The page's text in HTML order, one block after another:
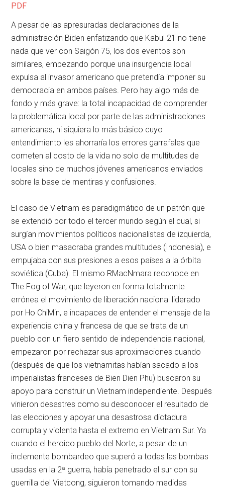
PDF
A pesar de las apresuradas declaraciones de la
administración Biden enfatizando que Kabul 21 no tiene
nada que ver con Saigón 75, los dos eventos son
similares, empezando porque una insurgencia local
expulsa al invasor americano que pretendía imponer su
democracia en ambos países. Pero hay algo más de
fondo y más grave: la total incapacidad de comprender
la problemática local por parte de las administraciones
americanas, ni siquiera lo más básico cuyo
entendimiento les ahorraría los errores garrafales que
cometen al costo de la vida no solo de multitudes de
locales sino de muchos jóvenes americanos enviados
sobre la base de mentiras y confusiones.
El caso de Vietnam es paradigmático de un patrón que
se extendió por todo el tercer mundo según el cual, si
surgían movimientos políticos nacionalistas de izquierda,
USA o bien masacraba grandes multitudes (Indonesia), e
empujaba con sus presiones a esos países a la órbita
soviética (Cuba). El mismo RMacNmara reconoce en
The Fog of War, que leyeron en forma totalmente
errónea el movimiento de liberación nacional liderado
por Ho ChiMin, e incapaces de entender el mensaje de la
experiencia china y francesa de que se trata de un
pueblo con un fiero sentido de independencia nacional,
empezaron por rechazar sus aproximaciones cuando
(después de que los vietnamitas habían sacado a los
imperialistas franceses de Bien Dien Phu) buscaron su
apoyo para construir un Vietnam independiente. Después
vinieron desastres como su desconocer el resultado de
las elecciones y apoyar una desastrosa dictadura
corrupta y violenta hasta el extremo en Vietnam Sur. Ya
cuando el heroico pueblo del Norte, a pesar de un
inclemente bombardeo que superó a todas las bombas
usadas en la 2ª guerra, había penetrado el sur con su
guerrilla del Vietcong, siguieron tomando medidas